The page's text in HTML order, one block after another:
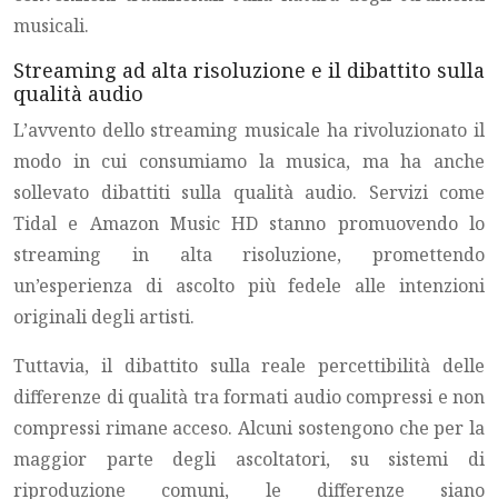
musicali.
Streaming ad alta risoluzione e il dibattito sulla
qualità audio
L’avvento dello streaming musicale ha rivoluzionato il
modo in cui consumiamo la musica, ma ha anche
sollevato dibattiti sulla qualità audio. Servizi come
Tidal e Amazon Music HD stanno promuovendo lo
streaming in alta risoluzione, promettendo
un’esperienza di ascolto più fedele alle intenzioni
originali degli artisti.
Tuttavia, il dibattito sulla reale percettibilità delle
differenze di qualità tra formati audio compressi e non
compressi rimane acceso. Alcuni sostengono che per la
maggior parte degli ascoltatori, su sistemi di
riproduzione comuni, le differenze siano